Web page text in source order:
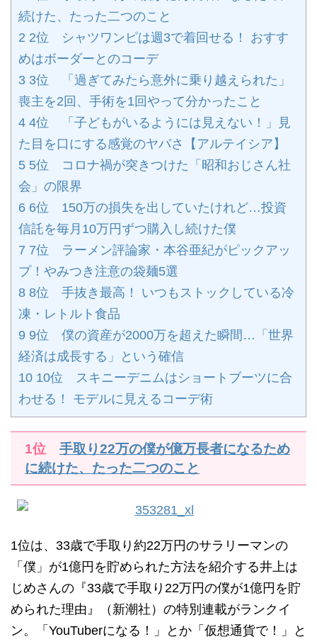
続けた、たった二つのこと
2 2位 シャツワンピは週3で着回せる！ おすす
めはボーダーとのコーデ
3 3位 「過ぎてみたら意外に乗り越えられた」
喪主を2回、手術を1回やって分かったこと
4 4位 「子どもがいるようには見えない！」見
た目を口にする感覚のヤバさ【アルテイシア】
5 5位 コロナ禍が突きつけた「昭和おじさん社
会」の限界
6 6位 150万の損失を出していたけれど…投資
信託を毎月10万円ずつ購入し続けた僕
7 7位 ラーメン評論家・本谷亜紀がピックアッ
プ！やみつき注意の袋麺5選
8 8位 手抜き最高！ いつもストックしている冷
凍・レトルト食品
9 9位 僕の資産が2000万を超えた瞬間…「世界
経済は成長する」という確信
10 10位 スキニーデニムはショートブーツに合
わせる！ モデルに見えるコーデ術
1位 手取り22万の僕が億万長者になるため
に続けた、たった二つのこと
1位は、33歳で手取り約22万円のサラリーマンの
「僕」が1億円を貯められた方法を紹介する井上は
じめさんの『33歳で手取り22万円の僕が1億円を貯
められた理由』（新潮社）の特別連載がランクイ
ン。「YouTuberになる！」とか「仮想通貨で！」と